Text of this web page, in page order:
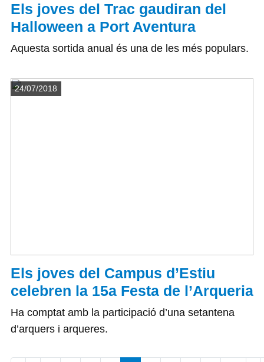
Els joves del Trac gaudiran del
Halloween a Port Aventura
Aquesta sortida anual és una de les més populars.
Els joves del Campus d’Estiu
celebren la 15a Festa de l’Arqueria
Detalls
24/07/2018
Ha comptat amb la participació d’una setantena
d’arquers i arqueres.